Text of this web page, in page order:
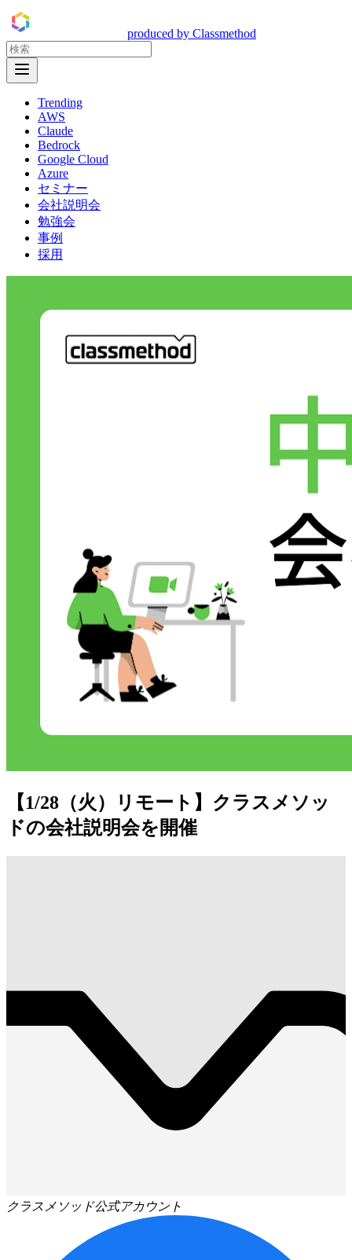
produced by Classmethod
Trending
AWS
Claude
Bedrock
Google Cloud
Azure
セミナー
会社説明会
勉強会
事例
採用
【1/28（火）リモート】クラスメソッ
ドの会社説明会を開催
クラスメソッド公式アカウント